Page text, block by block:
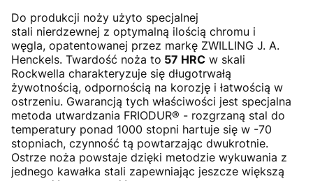
Do produkcji noży użyto specjalnej
stali nierdzewnej z optymalną ilością chromu i
węgla, opatentowanej przez markę ZWILLING J. A.
Henckels. Twardość noża to 57 HRC w skali
Rockwella charakteryzuje się długotrwałą
żywotnością, odpornością na korozję i łatwością w
ostrzeniu. Gwarancją tych właściwości jest specjalna
metoda utwardzania FRIODUR® - rozgrzaną stal do
temperatury ponad 1000 stopni hartuje się w -70
stopniach, czynność tą powtarzając dwukrotnie.
Ostrze noża powstaje dzięki metodzie wykuwania z
jednego kawałka stali zapewniając jeszcze większą